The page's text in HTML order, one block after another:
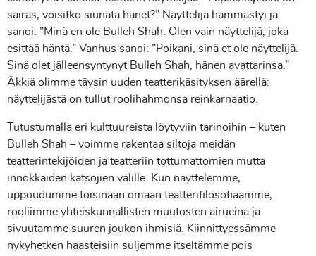
sairas, voisitko siunata hänet?” Näyttelijä hämmästyi ja
sanoi: ”Minä en ole Bulleh Shah. Olen vain näyttelijä, joka
esittää häntä.” Vanhus sanoi: ”Poikani, sinä et ole näyttelijä.
Sinä olet jälleensyntynyt Bulleh Shah, hänen avattarinsa.”
Äkkiä olimme täysin uuden teatterikäsityksen äärellä:
näyttelijästä on tullut roolihahmonsa reinkarnaatio.
Tutustumalla eri kulttuureista löytyviin tarinoihin – kuten
Bulleh Shah – voimme rakentaa siltoja meidän
teatterintekijöiden ja teatteriin tottumattomien mutta
innokkaiden katsojien välille. Kun näyttelemme,
uppoudumme toisinaan omaan teatterifilosofiaamme,
rooliimme yhteiskunnallisten muutosten airueina ja
sivuutamme suuren joukon ihmisiä. Kiinnittyessämme
nykyhetken haasteisiin suljemme itseltämme pois